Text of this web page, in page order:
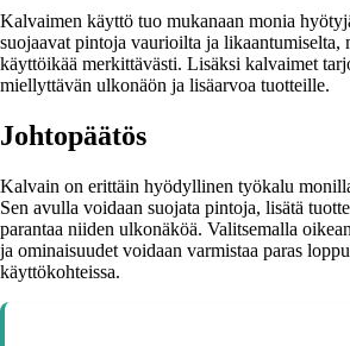
Kalvaimen käyttö tuo mukanaan monia
suojaavat pintoja vaurioilta ja likaantumiselta,
käyttöikää merkittävästi. Lisäksi kalvaimet
miellyttävän ulkonäön ja lisäarvoa tuotteille.
Johtopäätös
Kalvain on erittäin hyödyllinen työkalu
Sen avulla voidaan suojata pintoja, lisätä
parantaa niiden ulkonäköä. Valitsemalla
ja ominaisuudet voidaan varmistaa paras
käyttökohteissa.